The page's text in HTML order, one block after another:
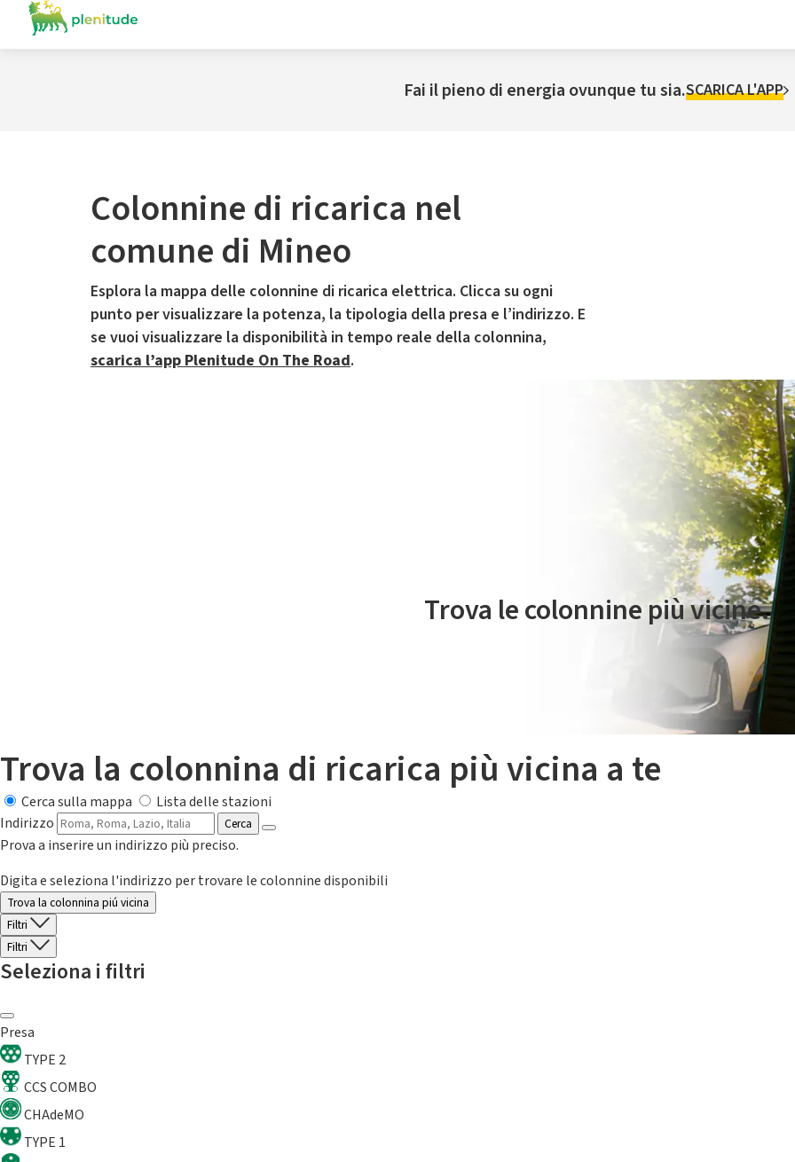
Fai il pieno di energia ovunque tu sia.SCARICA L'APP
Colonnine di ricarica nel
comune di Mineo
Esplora la mappa delle colonnine di ricarica elettrica. Clicca su ogni
punto per visualizzare la potenza, la tipologia della presa e l’indirizzo. E
se vuoi visualizzare la disponibilità in tempo reale della colonnina,
scarica l’app Plenitude On The Road.
Il servizio di mobilità elettrica è gestito da Plenitude On The Road
Trova le colonnine più vicine.
Trova la colonnina di ricarica più vicina a te
Cerca sulla mappa
Lista delle stazioni
Indirizzo
Cerca
Prova a inserire un indirizzo più preciso.
Digita e seleziona l'indirizzo per trovare le colonnine disponibili
Trova la colonnina piú vicina
Filtri
Filtri
Seleziona i filtri
Presa
TYPE 2
CCS COMBO
CHAdeMO
TYPE 1